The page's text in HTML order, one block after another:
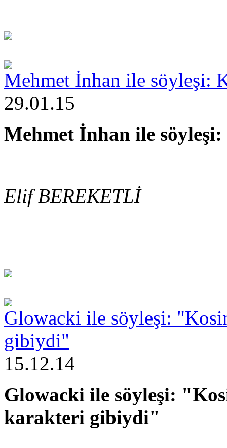
Mehmet İnhan ile söyleşi:
29.01.15
Mehmet İnhan ile
Elif BEREKETLİ
Glowacki ile söyleşi:
gibiydi"
15.12.14
Glowacki ile söyleşi:
karakteri gibiydi"